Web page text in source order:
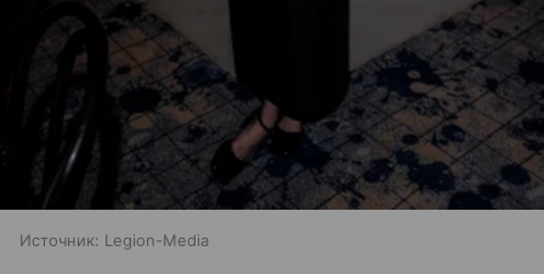
Источник: Legion-Media